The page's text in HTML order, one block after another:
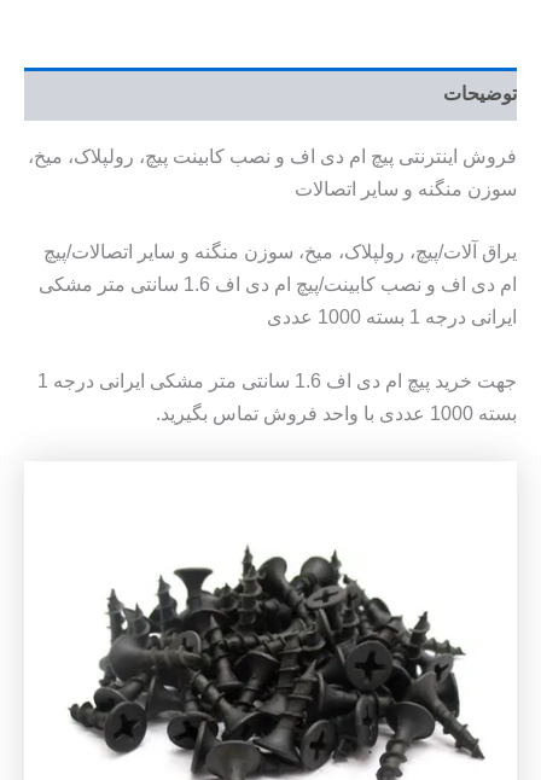
توضیحات
فروش اینترنتی پیچ ام دی اف و نصب کابینت پیچ، رولپلاک، میخ،
سوزن منگنه و سایر اتصالات
یراق آلات/پیچ، رولپلاک، میخ، سوزن منگنه و سایر اتصالات/پیچ
ام دی اف و نصب کابینت/پیچ ام دی اف 1.6 سانتی متر مشکی
ایرانی درجه 1 بسته 1000 عددی
جهت خرید پیچ ام دی اف 1.6 سانتی متر مشکی ایرانی درجه 1
بسته 1000 عددی با واحد فروش تماس بگیرید.